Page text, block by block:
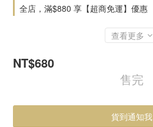
全店，滿$880 享【超商免運】優惠
查看更多
NT$680
售完
貨到通知我